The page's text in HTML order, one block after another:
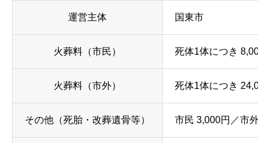
運営主体 国東市
火葬料（市民） 死体1体につき 8,000
火葬料（市外） 死体1体につき
その他（死胎・改葬遺骨等） 市民 3,000円／市外